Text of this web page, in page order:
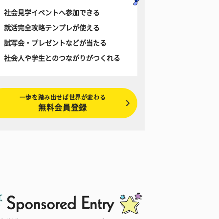
社会見学イベントへ参加できる
就活完全攻略テンプレが使える
試写会・プレゼントなどが当たる
社会人や学生とのつながりがつくれる
一歩を踏み出せば世界が変わる
無料会員登録